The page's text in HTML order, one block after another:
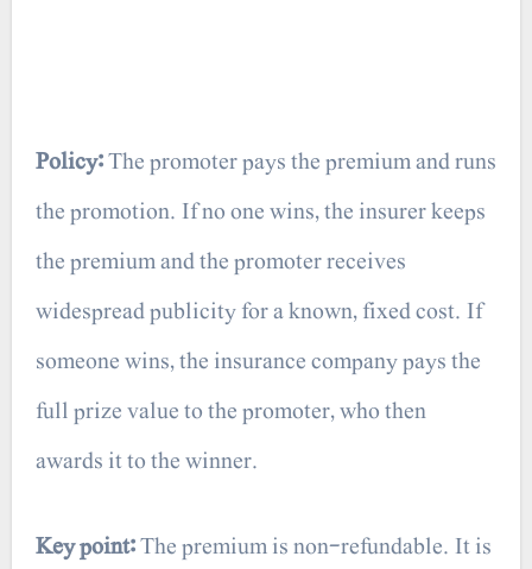
Policy:The promoter pays the premium and runs
the promotion. If no one wins, the insurer keeps
the premium and the promoter receives
widespread publicity for a known, fixed cost. If
someone wins, the insurance company pays the
full prize value to the promoter, who then
awards it to the winner.
Key point:The premium is non-refundable. It is